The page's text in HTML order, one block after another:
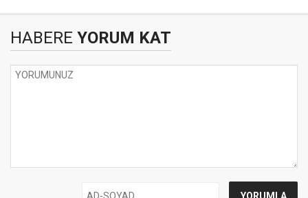
HABERE YORUM KAT